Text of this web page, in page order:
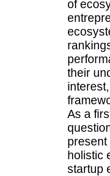
of
their
As a
holistic
startup